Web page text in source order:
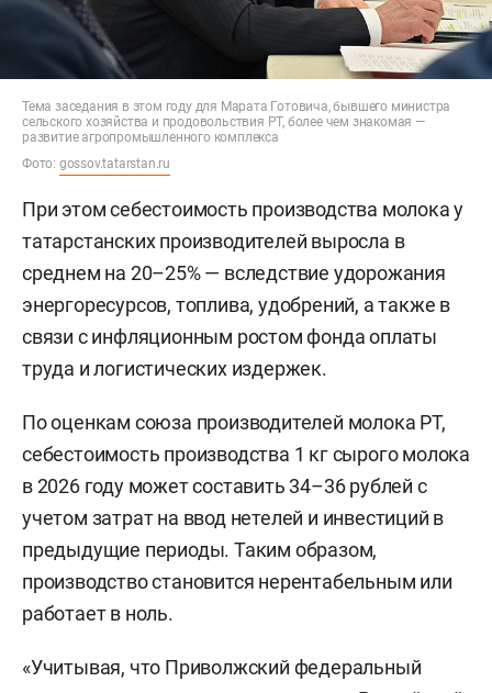
Тема заседания в этом году для Марата Готовича, бывшего министра
сельского хозяйства и продовольствия РТ, более чем знакомая —
развитие агропромышленного комплекса
Фото: gossov.tatarstan.ru
При этом себестоимость производства молока у
татарстанских производителей выросла в
среднем на 20–25% — вследствие удорожания
энергоресурсов, топлива, удобрений, а также в
связи с инфляционным ростом фонда оплаты
труда и логистических издержек.
По оценкам союза производителей молока РТ,
себестоимость производства 1 кг сырого молока
в 2026 году может составить 34–36 рублей с
учетом затрат на ввод нетелей и инвестиций в
предыдущие периоды. Таким образом,
производство становится нерентабельным или
работает в ноль.
«Учитывая, что Приволжский федеральный